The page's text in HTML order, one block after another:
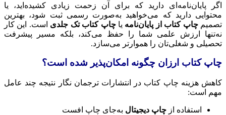
اگر پایان‌نامه‌ای دارید که برای آن زحمت زیادی کشیده‌اید، یا
محتوایی دارید که می‌خواهید به‌صورت رسمی ثبت شود، بهترین
تصمیمچاپ کتاب از پایان‌نامه یاچاپ کتاب تک جلدی است. این کار
نه‌تنها ارزش علمی شما را حفظ می‌کند، بلکه مسیر پیشرفت
تحصیلی و شغلی‌تان را هموارتر می‌سازد.
چاپ کتاب ارزان چگونه امکان‌پذیر شده است؟
کاهش هزینه چاپ کتاب در انتشارات ترجمان نگار نتیجه چند عامل
مهم است:
استفاده از چاپ دیجیتال به‌جای چاپ افست